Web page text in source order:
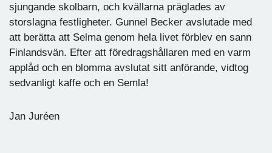
sjungande skolbarn, och kvällarna präglades av
storslagna festligheter. Gunnel Becker avslutade med
att berätta att Selma genom hela livet förblev en sann
Finlandsvän. Efter att föredragshållaren med en varm
applåd och en blomma avslutat sitt anförande, vidtog
sedvanligt kaffe och en Semla!
Jan Juréen